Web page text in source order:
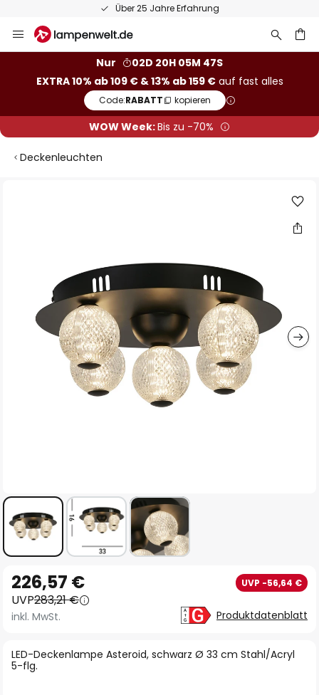
Über 25 Jahre Erfahrung
Inhalt
Nur
02D 20H 05M 47S
EXTRA 10% ab 109 € & 13% ab 159 €auf fast alles
Code:RABATT kopieren
WOW Week:Bis zu -70%
Deckenleuchten
Anfang
der
Bildgalerie
LED-Deckenlampe Asteroid, schwarz Ø 33 cm Stahl/Acryl
5-flg.
226,57 € UVP -56,64 €
UVP283,21 €
inkl. MwSt. Produktdatenblatt